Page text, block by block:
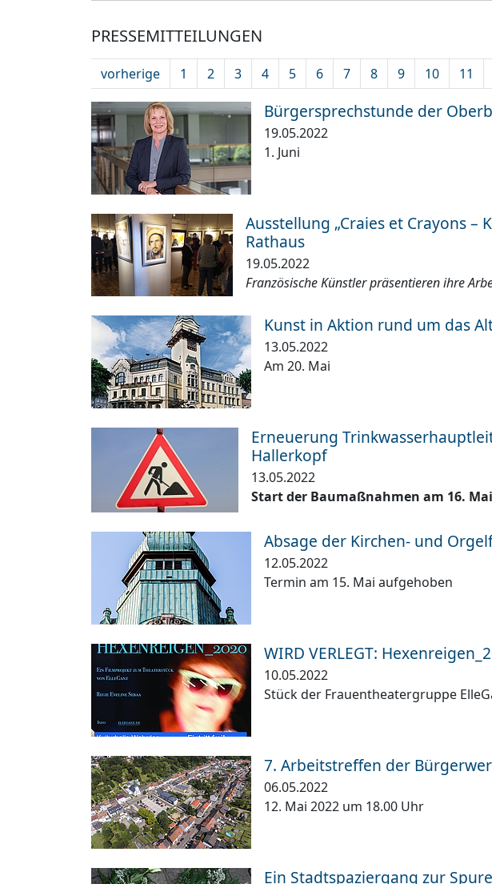
PRESSEMITTEILUNGEN
vorherige 1 2 3 4 5 6 7 8 9 10 11
Bürgersprechstunde der
19.05.2022
1. Juni
Ausstellung „Craies et Crayons –
Rathaus
19.05.2022
Französische Künstler präsentieren ihre
Kunst in Aktion rund um das
13.05.2022
Am 20. Mai
Erneuerung
Hallerkopf
13.05.2022
Start der Baumaßnahmen am 16. Mai
Absage der Kirchen- und
12.05.2022
Termin am 15. Mai aufgehoben
WIRD VERLEGT:
10.05.2022
Stück der Frauentheatergruppe
7. Arbeitstreffen der
06.05.2022
12. Mai 2022 um 18.00 Uhr
Ein Stadtspaziergang zur